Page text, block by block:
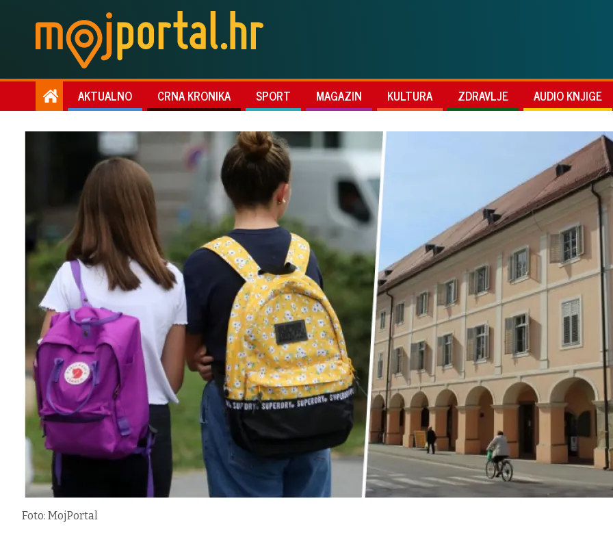
AKTUALNO CRNA KRONIKA SPORT MAGAZIN KULTURA ZDRAVLJE AUDIO KNJIGE
Foto: MojPortal